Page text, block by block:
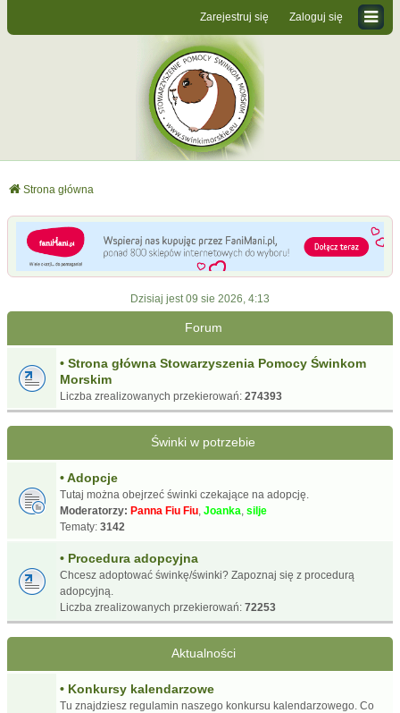
Zaloguj się
Zarejestruj się
Strona główna
Dzisiaj jest 09 sie 2026, 4:13
Forum
• Strona główna Stowarzyszenia Pomocy Świnkom
Morskim
Liczba zrealizowanych przekierowań: 274393
Świnki w potrzebie
• Adopcje
Tutaj można obejrzeć świnki czekające na adopcję.
Moderatorzy: Panna Fiu Fiu, Joanka, silje
Tematy: 3142
• Procedura adopcyjna
Chcesz adoptować świnkę/świnki? Zapoznaj się z procedurą
adopcyjną.
Liczba zrealizowanych przekierowań: 72253
Aktualności
• Konkursy kalendarzowe
Tu znajdziesz regulamin naszego konkursu kalendarzowego. Co